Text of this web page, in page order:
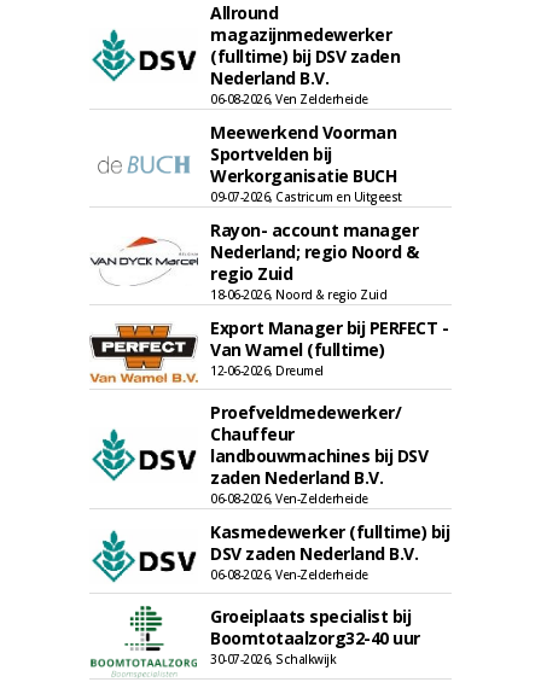
Allround
magazijnmedewerker
(fulltime) bij DSV zaden
Nederland B.V.
06-08-2026, Ven Zelderheide
Meewerkend Voorman
Sportvelden bij
Werkorganisatie BUCH
09-07-2026, Castricum en Uitgeest
Rayon- account manager
Nederland; regio Noord &
regio Zuid
18-06-2026, Noord & regio Zuid
Export Manager bij PERFECT -
Van Wamel (fulltime)
12-06-2026, Dreumel
Proefveldmedewerker/
Chauffeur
landbouwmachines bij DSV
zaden Nederland B.V.
06-08-2026, Ven-Zelderheide
Kasmedewerker (fulltime) bij
DSV zaden Nederland B.V.
06-08-2026, Ven-Zelderheide
Groeiplaats specialist bij
Boomtotaalzorg32-40 uur
30-07-2026, Schalkwijk